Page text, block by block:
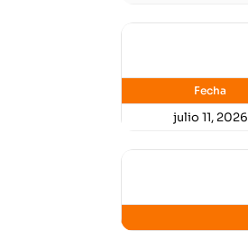
Fecha
julio 11, 2026